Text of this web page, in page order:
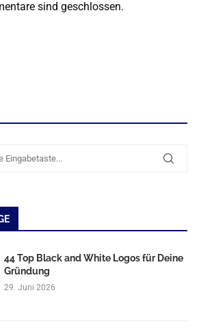
sind geschlossen.
44 Top Black and White Logos für Deine
Gründung
29. Juni 2026